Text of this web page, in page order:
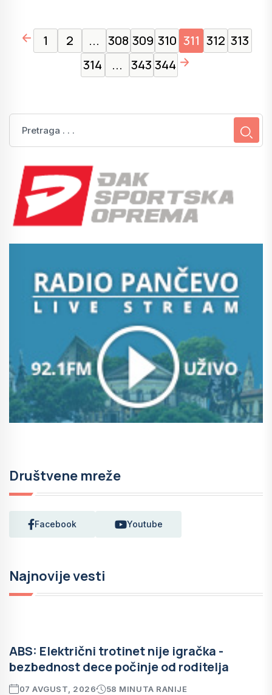
page left arrow
1 2 ... 308 309 310 311 312 313
314
... 343 344
Društvene mreže
Facebook Youtube
Najnovije vesti
ABS: Električni trotinet nije igračka -
bezbednost dece počinje od roditelja
07 AVGUST, 2026 58 MINUTA RANIJE